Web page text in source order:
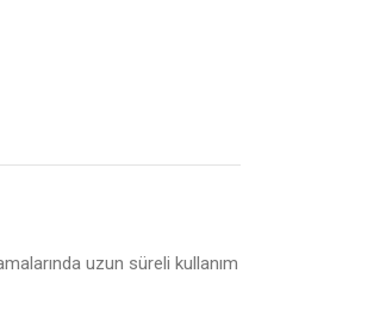
uzun süreli kullanım